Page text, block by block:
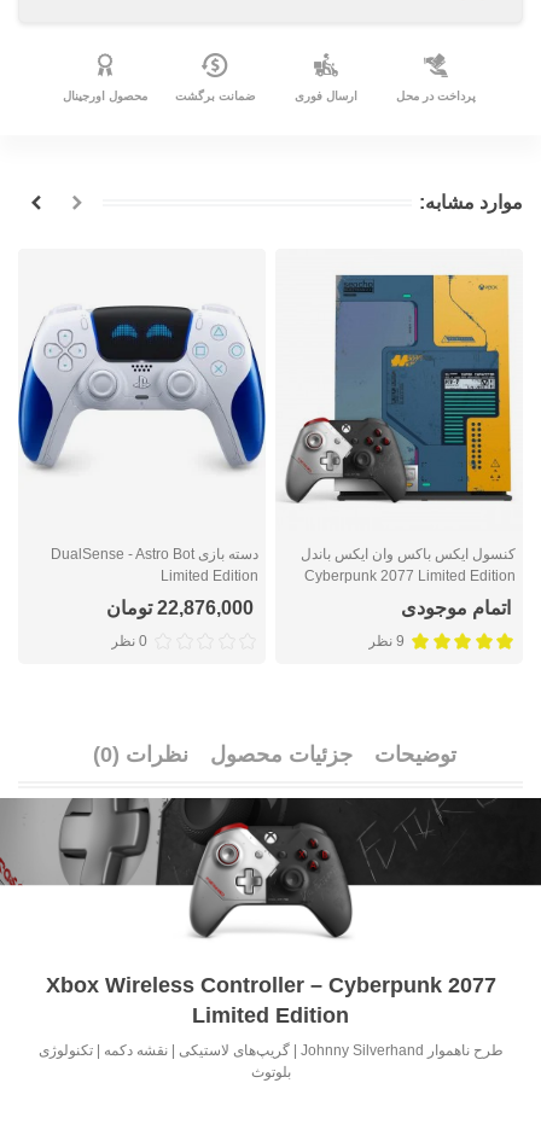
پرداخت در محل ارسال فوری ضمانت برگشت محصول اورجینال
موارد مشابه:
کنسول ایکس باکس وان ایکس باندل
Cyberpunk 2077 Limited Edition
(یک ترابایت)
اتمام موجودی
9 نظر
دسته بازی DualSense - Astro Bot
Limited Edition
22,876,000 تومان
0 نظر
توضیحات جزئیات محصول نظرات (0)
Xbox Wireless Controller – Cyberpunk 2077
Limited Edition
طرح ناهموار Johnny Silverhand | گریپ‌های لاستیکی | نقشه دکمه | تکنولوژی
بلوتوث